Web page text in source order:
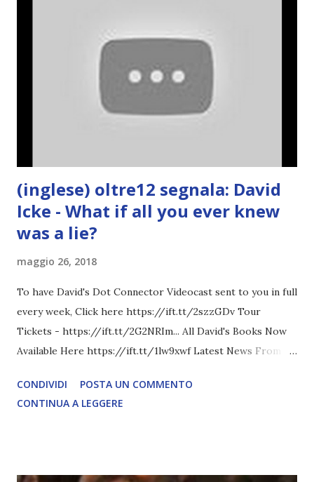
(inglese) oltre12 segnala: David
Icke - What if all you ever knew
was a lie?
maggio 26, 2018
To have David's Dot Connector Videocast sent to you in full
every week, Click here https://ift.tt/2szzGDv Tour
Tickets - https://ift.tt/2G2NRIm... All David's Books Now
Available Here https://ift.tt/1lw9xwf Latest News From
COMPLETO - fonte
CONDIVIDI
POSTA UN COMMENTO
CONTINUA A LEGGERE